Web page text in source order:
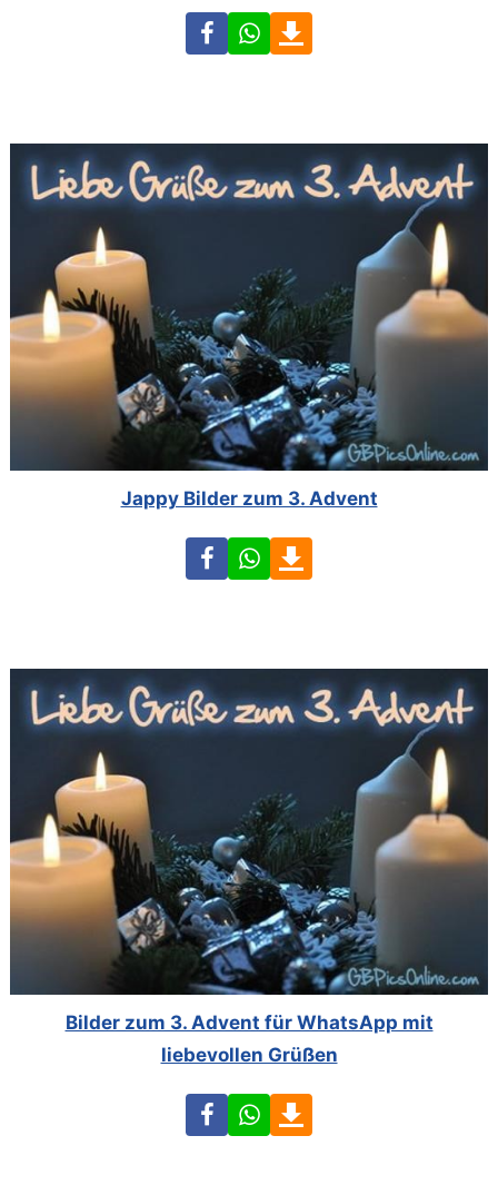
FacebookWhatsApp
Jappy Bilder zum 3. Advent
FacebookWhatsApp
Bilder zum 3. Advent für WhatsApp mit
liebevollen Grüßen
FacebookWhatsApp